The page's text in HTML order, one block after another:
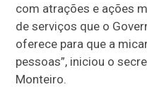
com atrações e ações
de serviços que o
oferece para que a
pessoas”, iniciou o
Monteiro.